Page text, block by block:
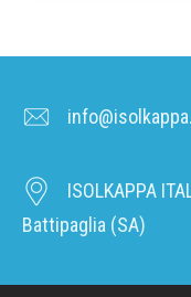
ISOLKAPPA
Battipaglia (SA)